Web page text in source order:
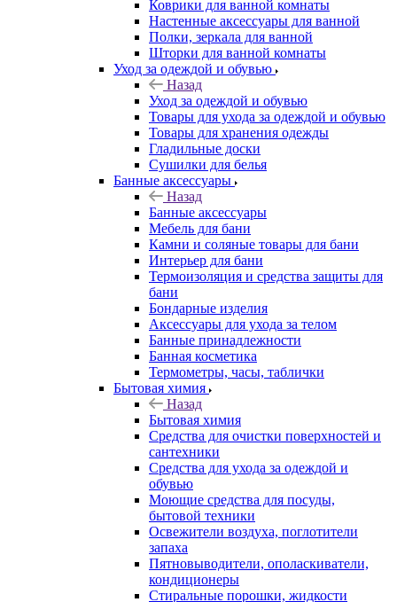
Коврики для ванной комнаты
Настенные аксессуары для ванной
Полки, зеркала для ванной
Шторки для ванной комнаты
Уход за одеждой и обувью
Назад
Уход за одеждой и обувью
Товары для ухода за одеждой и обувью
Товары для хранения одежды
Гладильные доски
Сушилки для белья
Банные аксессуары
Назад
Банные аксессуары
Мебель для бани
Камни и соляные товары для бани
Интерьер для бани
Термоизоляция и средства защиты для
бани
Бондарные изделия
Аксеcсуары для ухода за телом
Банные принадлежности
Банная косметика
Термометры, часы, таблички
Бытовая химия
Назад
Бытовая химия
Средства для очистки поверхностей и
сантехники
Средства для ухода за одеждой и
обувью
Моющие средства для посуды,
бытовой техники
Освежители воздуха, поглотители
запаха
Пятновыводители, ополаскиватели,
кондиционеры
Стиральные порошки, жидкости